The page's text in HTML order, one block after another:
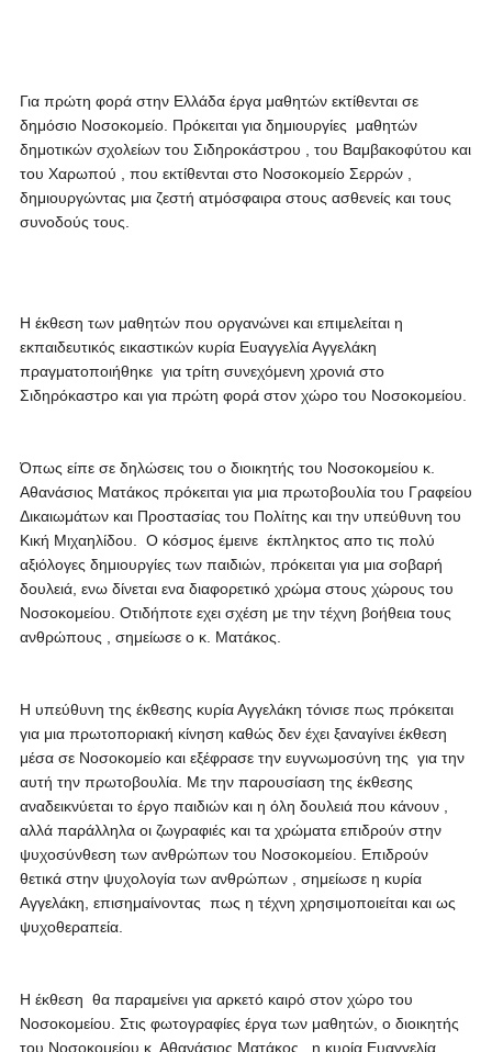
Για πρώτη φορά στην Ελλάδα έργα μαθητών εκτίθενται σε
δημόσιο Νοσοκομείο. Πρόκειται για δημιουργίες μαθητών
δημοτικών σχολείων του Σιδηροκάστρου , του Βαμβακοφύτου και
του Χαρωπού , που εκτίθενται στο Νοσοκομείο Σερρών ,
δημιουργώντας μια ζεστή ατμόσφαιρα στους ασθενείς και τους
συνοδούς τους.
Η έκθεση των μαθητών που οργανώνει και επιμελείται η
εκπαιδευτικός εικαστικών κυρία Ευαγγελία Αγγελάκη
πραγματοποιήθηκε για τρίτη συνεχόμενη χρονιά στο
Σιδηρόκαστρο και για πρώτη φορά στον χώρο του Νοσοκομείου.
Όπως είπε σε δηλώσεις του ο διοικητής του Νοσοκομείου κ.
Αθανάσιος Ματάκος πρόκειται για μια πρωτοβουλία του Γραφείου
Δικαιωμάτων και Προστασίας του Πολίτης και την υπεύθυνη του
Κική Μιχαηλίδου. Ο κόσμος έμεινε έκπληκτος απο τις πολύ
αξιόλογες δημιουργίες των παιδιών, πρόκειται για μια σοβαρή
δουλειά, ενω δίνεται ενα διαφορετικό χρώμα στους χώρους του
Νοσοκομείου. Οτιδήποτε εχει σχέση με την τέχνη βοήθεια τους
ανθρώπους , σημείωσε ο κ. Ματάκος.
Η υπεύθυνη της έκθεσης κυρία Αγγελάκη τόνισε πως πρόκειται
για μια πρωτοποριακή κίνηση καθώς δεν έχει ξαναγίνει έκθεση
μέσα σε Νοσοκομείο και εξέφρασε την ευγνωμοσύνη της για την
αυτή την πρωτοβουλία. Με την παρουσίαση της έκθεσης
αναδεικνύεται το έργο παιδιών και η όλη δουλειά που κάνουν ,
αλλά παράλληλα οι ζωγραφιές και τα χρώματα επιδρούν στην
ψυχοσύνθεση των ανθρώπων του Νοσοκομείου. Επιδρούν
θετικά στην ψυχολογία των ανθρώπων , σημείωσε η κυρία
Αγγελάκη, επισημαίνοντας πως η τέχνη χρησιμοποιείται και ως
ψυχοθεραπεία.
Η έκθεση θα παραμείνει για αρκετό καιρό στον χώρο του
Νοσοκομείου. Στις φωτογραφίες έργα των μαθητών, ο διοικητής
του Νοσοκομείου κ. Αθανάσιος Ματάκος , η κυρία Ευαγγελία